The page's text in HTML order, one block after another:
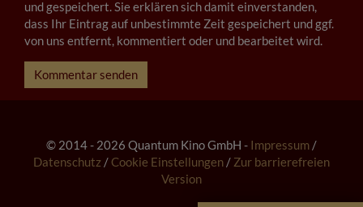
und gespeichert. Sie erklären sich damit einverstanden,
dass Ihr Eintrag auf unbestimmte Zeit gespeichert und ggf.
von uns entfernt, kommentiert oder und bearbeitet wird.
Kommentar senden
© 2014 - 2026 Quantum Kino GmbH - Impressum /
Datenschutz / Cookie Einstellungen / Zur barrierefreien
Version